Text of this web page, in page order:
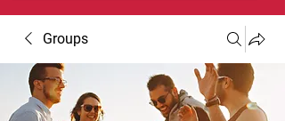
Groups